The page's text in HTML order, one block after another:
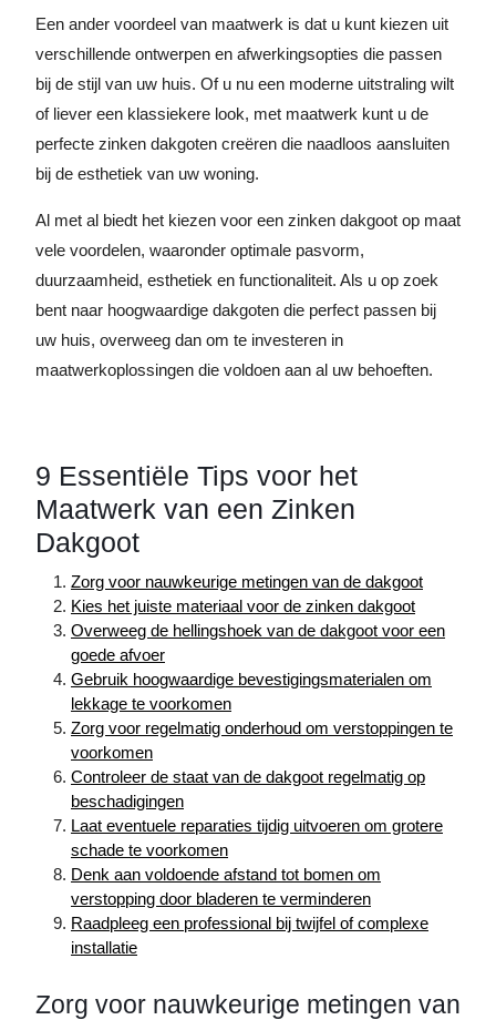
Een ander voordeel van maatwerk is dat u kunt kiezen uit
verschillende ontwerpen en afwerkingsopties die passen
bij de stijl van uw huis. Of u nu een moderne uitstraling wilt
of liever een klassiekere look, met maatwerk kunt u de
perfecte zinken dakgoten creëren die naadloos aansluiten
bij de esthetiek van uw woning.
Al met al biedt het kiezen voor een zinken dakgoot op maat
vele voordelen, waaronder optimale pasvorm,
duurzaamheid, esthetiek en functionaliteit. Als u op zoek
bent naar hoogwaardige dakgoten die perfect passen bij
uw huis, overweeg dan om te investeren in
maatwerkoplossingen die voldoen aan al uw behoeften.
9 Essentiële Tips voor het
Maatwerk van een Zinken
Dakgoot
Zorg voor nauwkeurige metingen van de dakgoot
Kies het juiste materiaal voor de zinken dakgoot
Overweeg de hellingshoek van de dakgoot voor een
goede afvoer
Gebruik hoogwaardige bevestigingsmaterialen om
lekkage te voorkomen
Zorg voor regelmatig onderhoud om verstoppingen te
voorkomen
Controleer de staat van de dakgoot regelmatig op
beschadigingen
Laat eventuele reparaties tijdig uitvoeren om grotere
schade te voorkomen
Denk aan voldoende afstand tot bomen om
verstopping door bladeren te verminderen
Raadpleeg een professional bij twijfel of complexe
installatie
Zorg voor nauwkeurige metingen van